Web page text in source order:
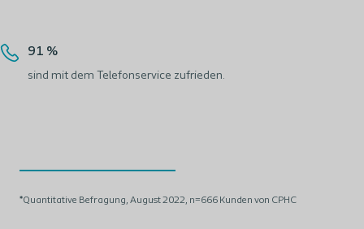
91 %
sind mit dem Telefonservice zufrieden.
*Quantitative Befragung, August 2022, n=666 Kunden von CPHC